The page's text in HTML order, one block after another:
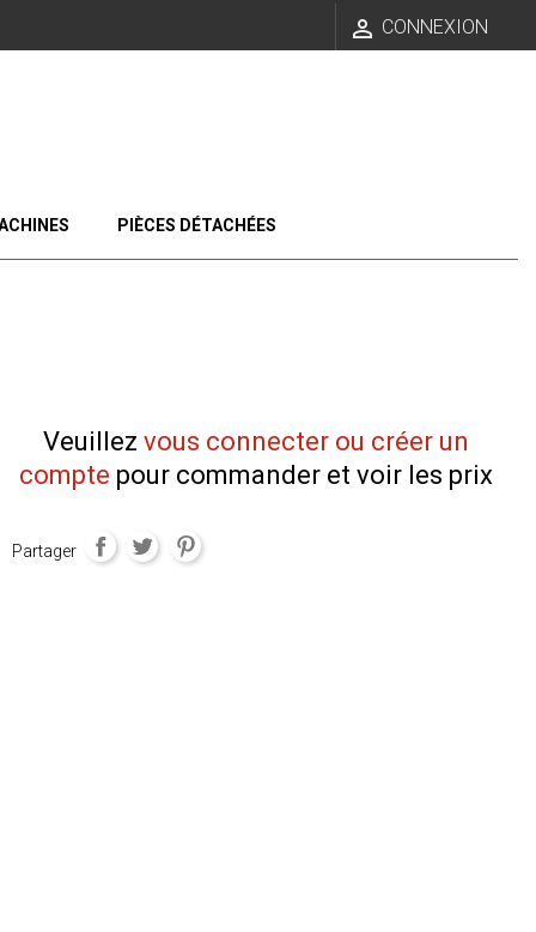
 CONNEXION
PIÈCES DÉTACHÉES
Veuillez vous connecter ou créer un
compte pour commander et voir les prix
Partager